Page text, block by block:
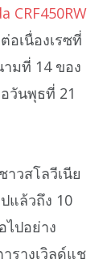
CRF450RW
อเนื่องเรซที่
มที่ 14 ของ
วันพุธที่ 21
วสโลวีเนีย
แล้วถึง 10
ไปอย่าง
รางเวิลด์แช